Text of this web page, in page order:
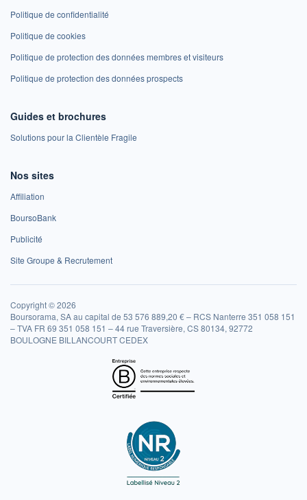
Politique de confidentialité
Politique de cookies
Politique de protection des données membres et visiteurs
Politique de protection des données prospects
Guides et brochures
Solutions pour la Clientèle Fragile
Nos sites
Affiliation
BoursoBank
Publicité
Site Groupe & Recrutement
Copyright © 2026
Boursorama, SA au capital de 53 576 889,20 € – RCS Nanterre 351 058 151
– TVA FR 69 351 058 151 – 44 rue Traversière, CS 80134, 92772
BOULOGNE BILLANCOURT CEDEX